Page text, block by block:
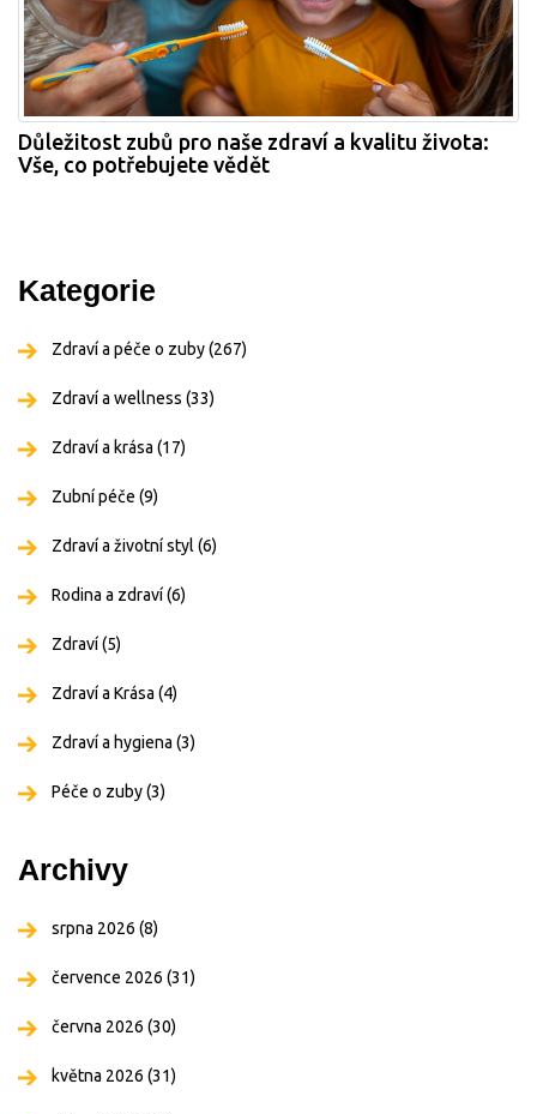
Důležitost zubů pro naše zdraví a kvalitu života:
Vše, co potřebujete vědět
Kategorie
Zdraví a péče o zuby(267)
Zdraví a wellness (33)
Zdraví a krása (17)
Zubní péče (9)
Zdraví a životní styl (6)
Rodina a zdraví(6)
Zdraví(5)
Zdraví a Krása (4)
Zdraví a hygiena (3)
Péče o zuby(3)
Archivy
srpna 2026 (8)
července 2026 (31)
června 2026 (30)
května 2026 (31)